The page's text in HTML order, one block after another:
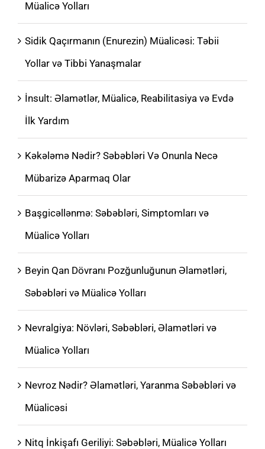
Müalicə Yolları
Sidik Qaçırmanın (Enurezin) Müalicəsi: Təbii
Yollar və Tibbi Yanaşmalar
İnsult: Əlamətlər, Müalicə, Reabilitasiya və Evdə
İlk Yardım
Kəkələmə Nədir? Səbəbləri Və Onunla Necə
Mübarizə Aparmaq Olar
Başgicəllənmə: Səbəbləri, Simptomları və
Müalicə Yolları
Beyin Qan Dövranı Pozğunluğunun Əlamətləri,
Səbəbləri və Müalicə Yolları
Nevralgiya: Növləri, Səbəbləri, Əlamətləri və
Müalicə Yolları
Nevroz Nədir? Əlamətləri, Yaranma Səbəbləri və
Müalicəsi
Nitq İnkişafı Geriliyi: Səbəbləri, Müalicə Yolları